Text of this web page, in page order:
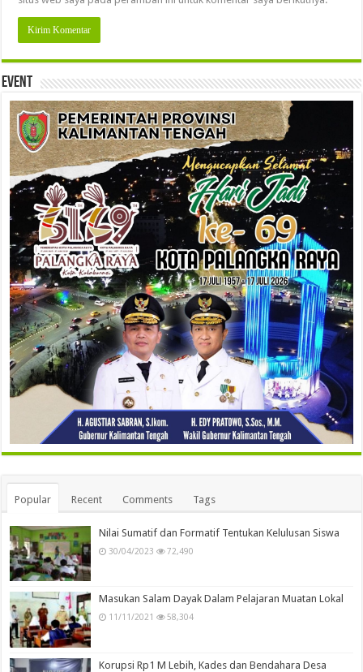
Event
Popular Recent Comments Tags
Nilai Sumatif dan Formatif Tentukan Kelulusan Siswa
30/04/2023 72,490
Masukan Salam Dayak Dalam Pelajaran Muatan Lokal
11/11/2021 58,304
Korupsi Rp1 M Lebih, Kades dan Bendahara Desa